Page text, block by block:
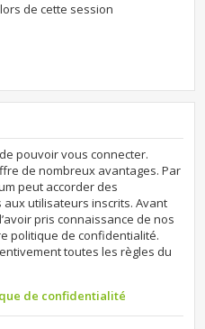
de cette session
pouvoir vous connecter.
de nombreux avantages. Par
peut accorder des
utilisateurs inscrits. Avant
pris connaissance de nos
politique de confidentialité.
toutes les règles du
de confidentialité